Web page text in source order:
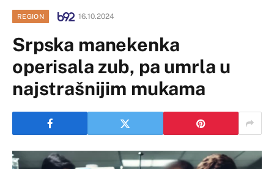
REGION 16.10.2024
Srpska manekenka
operisala zub, pa umrla u
najstrašnijim mukama